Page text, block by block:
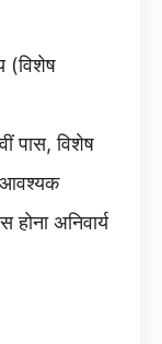
(विशेष
पास, विशेष
आवश्यक
अनिवार्य